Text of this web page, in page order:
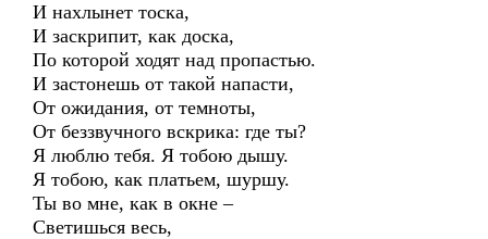
И нахлынет тоска,
И заскрипит, как доска,
По которой ходят над пропастью.
И застонешь от такой напасти,
От ожидания, от темноты,
От беззвучного вскрика: где ты?
Я люблю тебя. Я тобою дышу.
Я тобою, как платьем, шуршу.
Ты во мне, как в окне –
Светишься весь,